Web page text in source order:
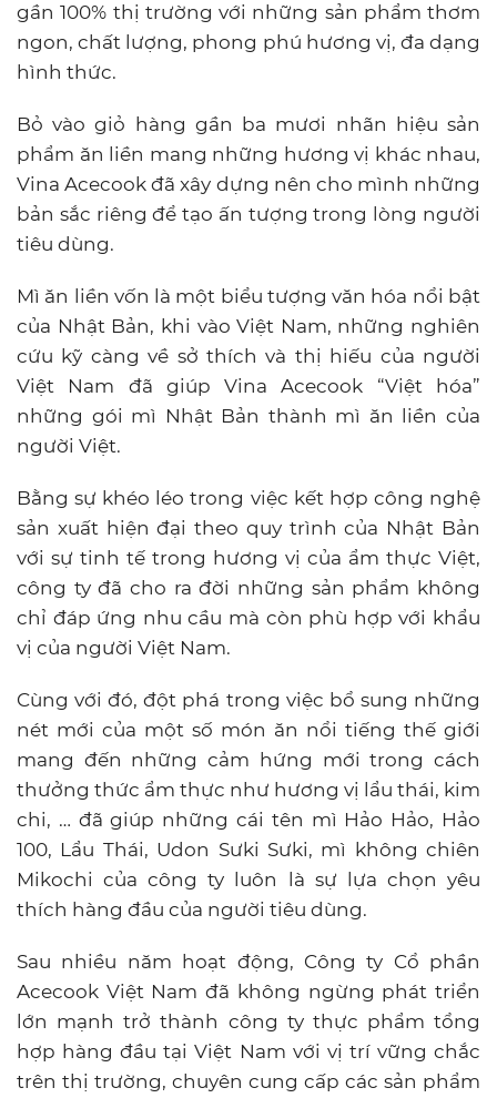
gần 100% thị trường với những sản phẩm thơm
ngon, chất lượng, phong phú hương vị, đa dạng
hình thức.
Bỏ vào giỏ hàng gần ba mươi nhãn hiệu sản
phẩm ăn liền mang những hương vị khác nhau,
Vina Acecook đã xây dựng nên cho mình những
bản sắc riêng để tạo ấn tượng trong lòng người
tiêu dùng.
Mì ăn liền vốn là một biểu tượng văn hóa nổi bật
của Nhật Bản, khi vào Việt Nam, những nghiên
cứu kỹ càng về sở thích và thị hiếu của người
Việt Nam đã giúp Vina Acecook “Việt hóa”
những gói mì Nhật Bản thành mì ăn liền của
người Việt.
Bằng sự khéo léo trong việc kết hợp công nghệ
sản xuất hiện đại theo quy trình của Nhật Bản
với sự tinh tế trong hương vị của ẩm thực Việt,
công ty đã cho ra đời những sản phẩm không
chỉ đáp ứng nhu cầu mà còn phù hợp với khẩu
vị của người Việt Nam.
Cùng với đó, đột phá trong việc bổ sung những
nét mới của một số món ăn nổi tiếng thế giới
mang đến những cảm hứng mới trong cách
thưởng thức ẩm thực như hương vị lẩu thái, kim
chi, … đã giúp những cái tên mì Hảo Hảo, Hảo
100, Lẩu Thái, Udon Sưki Sưki, mì không chiên
Mikochi của công ty luôn là sự lựa chọn yêu
thích hàng đầu của người tiêu dùng.
Sau nhiều năm hoạt động, Công ty Cổ phần
Acecook Việt Nam đã không ngừng phát triển
lớn mạnh trở thành công ty thực phẩm tổng
hợp hàng đầu tại Việt Nam với vị trí vững chắc
trên thị trường, chuyên cung cấp các sản phẩm